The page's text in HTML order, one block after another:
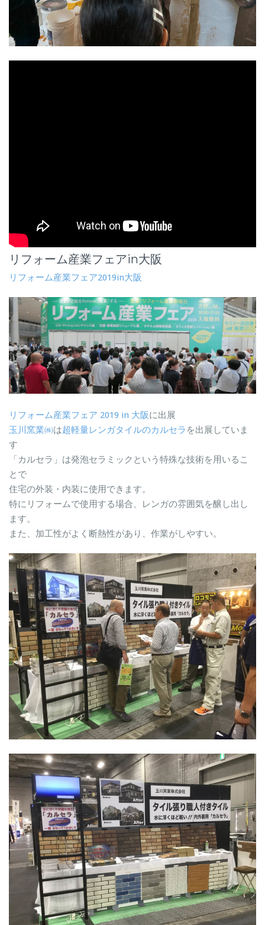
リフォーム産業フェアin大阪
リフォーム産業フェア2019in大阪
リフォーム産業フェア 2019 in 大阪に出展
玉川窯業㈱は超軽量レンガタイルのカルセラ を出展していま
す
「カルセラ」は発泡セラミックという特殊な技術を用いるこ
とで
住宅の外装・内装に使用できます。
特にリフォームで使用する場合、レンガの雰囲気を醸し出し
ます。
また、加工性がよく断熱性があり、作業がしやすい。